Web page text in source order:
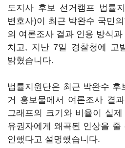
도지사 후보 선거캠프 법률
변호사)이 최근 박완수 국민
의 여론조사 결과 인용 방식
치고, 지난 7일 경찰청에 고
밝혔습니다.
법률지원단은 최근 박완수
거 홍보물에서 여론조사 결
그래프의 크기와 비율이 실
유권자에게 왜곡된 인상을
인했다고 설명했습니다.